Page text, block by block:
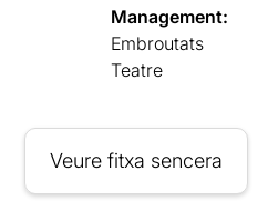
Management:
Embroutats
Teatre
Veure fitxa sencera